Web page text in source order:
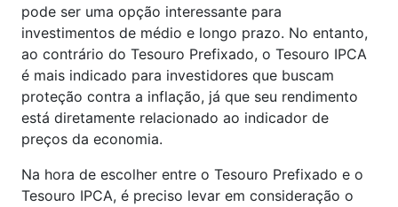
pode ser uma opção interessante para
investimentos de médio e longo prazo. No entanto,
ao contrário do Tesouro Prefixado, o Tesouro IPCA
é mais indicado para investidores que buscam
proteção contra a inflação, já que seu rendimento
está diretamente relacionado ao indicador de
preços da economia.
Na hora de escolher entre o Tesouro Prefixado e o
Tesouro IPCA, é preciso levar em consideração o